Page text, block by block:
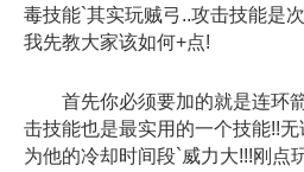
毒技能`其实玩贼弓..攻击技能是
我先教大家该如何+点!
首先你必须要加的就是连环
击技能也是最实用的一个技能!!
为他的冷却时间段`威力大!!!刚点